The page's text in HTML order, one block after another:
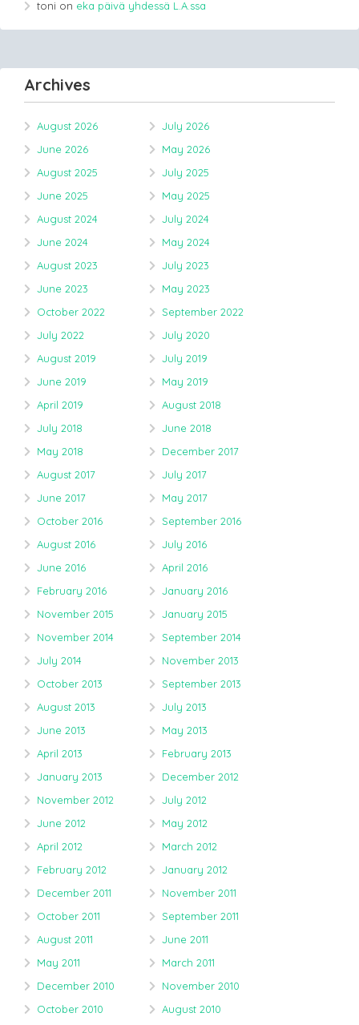
toni on eka päivä yhdessä L.A.ssa
Archives
August 2026
July 2026
June 2026
May 2026
August 2025
July 2025
June 2025
May 2025
August 2024
July 2024
June 2024
May 2024
August 2023
July 2023
June 2023
May 2023
October 2022
September 2022
July 2022
July 2020
August 2019
July 2019
June 2019
May 2019
April 2019
August 2018
July 2018
June 2018
May 2018
December 2017
August 2017
July 2017
June 2017
May 2017
October 2016
September 2016
August 2016
July 2016
June 2016
April 2016
February 2016
January 2016
November 2015
January 2015
November 2014
September 2014
July 2014
November 2013
October 2013
September 2013
August 2013
July 2013
June 2013
May 2013
April 2013
February 2013
January 2013
December 2012
November 2012
July 2012
June 2012
May 2012
April 2012
March 2012
February 2012
January 2012
December 2011
November 2011
October 2011
September 2011
August 2011
June 2011
May 2011
March 2011
December 2010
November 2010
October 2010
August 2010